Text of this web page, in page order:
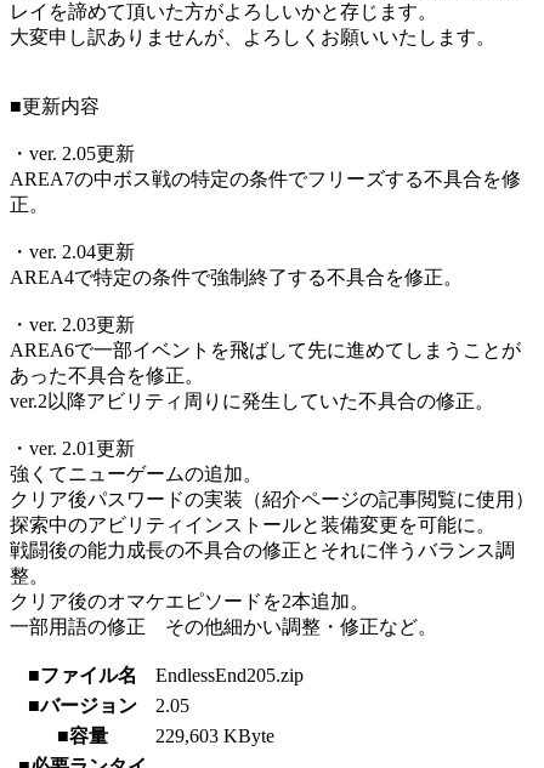
レイを諦めて頂いた方がよろしいかと存じます。
大変申し訳ありませんが、よろしくお願いいたします。
■更新内容
・ver. 2.05更新
AREA7の中ボス戦の特定の条件でフリーズする不具合を修
正。
・ver. 2.04更新
AREA4で特定の条件で強制終了する不具合を修正。
・ver. 2.03更新
AREA6で一部イベントを飛ばして先に進めてしまうことが
あった不具合を修正。
ver.2以降アビリティ周りに発生していた不具合の修正。
・ver. 2.01更新
強くてニューゲームの追加。
クリア後パスワードの実装（紹介ページの記事閲覧に使用）
探索中のアビリティインストールと装備変更を可能に。
戦闘後の能力成長の不具合の修正とそれに伴うバランス調
整。
クリア後のオマケエピソードを2本追加。
一部用語の修正 その他細かい調整・修正など。
■ファイル名
EndlessEnd205.zip
■バージョン
2.05
■容量
229,603 KByte